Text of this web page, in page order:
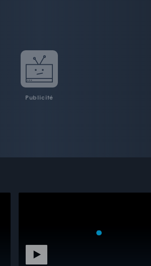
Publicité